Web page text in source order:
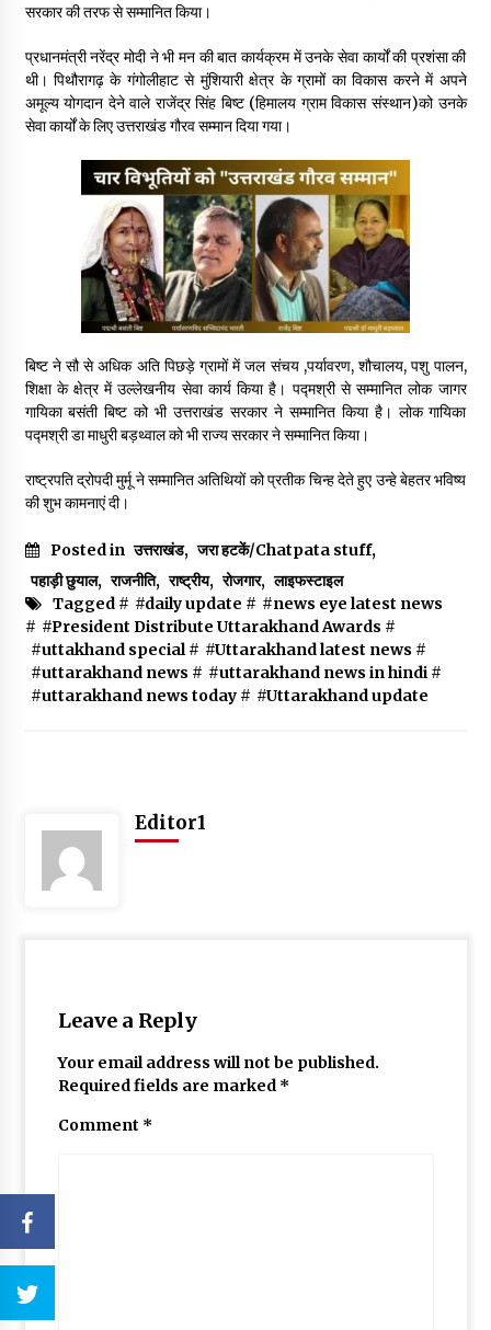
May 13, 2022
May 12, 2022
Thought Of The Day 11 May
May 11, 2022
May 10, 2022
Thought Of The Day 9 May
सरकार की तरफ से सम्मानित किया।
प्रधानमंत्री नरेंद्र मोदी ने भी मन की बात कार्यक्रम में उनके सेवा कार्यों की प्रशंसा की
थी। पिथौरागढ़ के गंगोलीहाट से मुंशियारी क्षेत्र के ग्रामों का विकास करने में अपने
अमूल्य योगदान देने वाले राजेंद्र सिंह बिष्ट (हिमालय ग्राम विकास संस्थान)को उनके
सेवा कार्यों के लिए उत्तराखंड गौरव सम्मान दिया गया।
बिष्ट ने सौ से अधिक अति पिछड़े ग्रामों में जल संचय ,पर्यावरण, शौचालय, पशु पालन,
शिक्षा के क्षेत्र में उल्लेखनीय सेवा कार्य किया है। पद्मश्री से सम्मानित लोक जागर
गायिका बसंती बिष्ट को भी उत्तराखंड सरकार ने सम्मानित किया है। लोक गायिका
पद्मश्री डा माधुरी बड़थ्वाल को भी राज्य सरकार ने सम्मानित किया।
राष्ट्रपति द्रोपदी मुर्मू ने सम्मानित अतिथियों को प्रतीक चिन्ह देते हुए उन्हे बेहतर भविष्य
की शुभ कामनाएं दी।
Posted in उत्तराखंड, जरा हटकें/Chatpata stuff,
पहाड़ी छुयाल, राजनीति, राष्ट्रीय, रोजगार, लाइफस्टाइल
Tagged # #daily update # #news eye latest news
# #President Distribute Uttarakhand Awards #
#uttakhand special# #Uttarakhand latest news #
#uttarakhand news # #uttarakhand news in hindi#
#uttarakhand news today# #Uttarakhand update
Editor1
Leave a Reply
Your email address will not be published.
Required fields are marked *
Comment *